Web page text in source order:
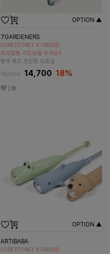
OPTION ▲
7GARDENERS
FORETFORET X FRIEND
북유럽풍 가드닝을 꾸며요!!
영국 로즈 프린팅 모종삽
18,000 14,700 18%
2
OPTION ▲
ARTIBABA
FORETFORET X FRIEND